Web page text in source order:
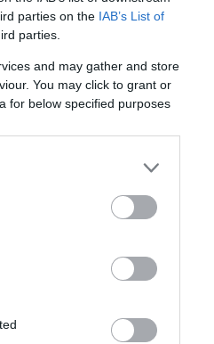
parties on the IAB’s List of
parties.
and may gather and store
You may click to grant or
for below specified purposes